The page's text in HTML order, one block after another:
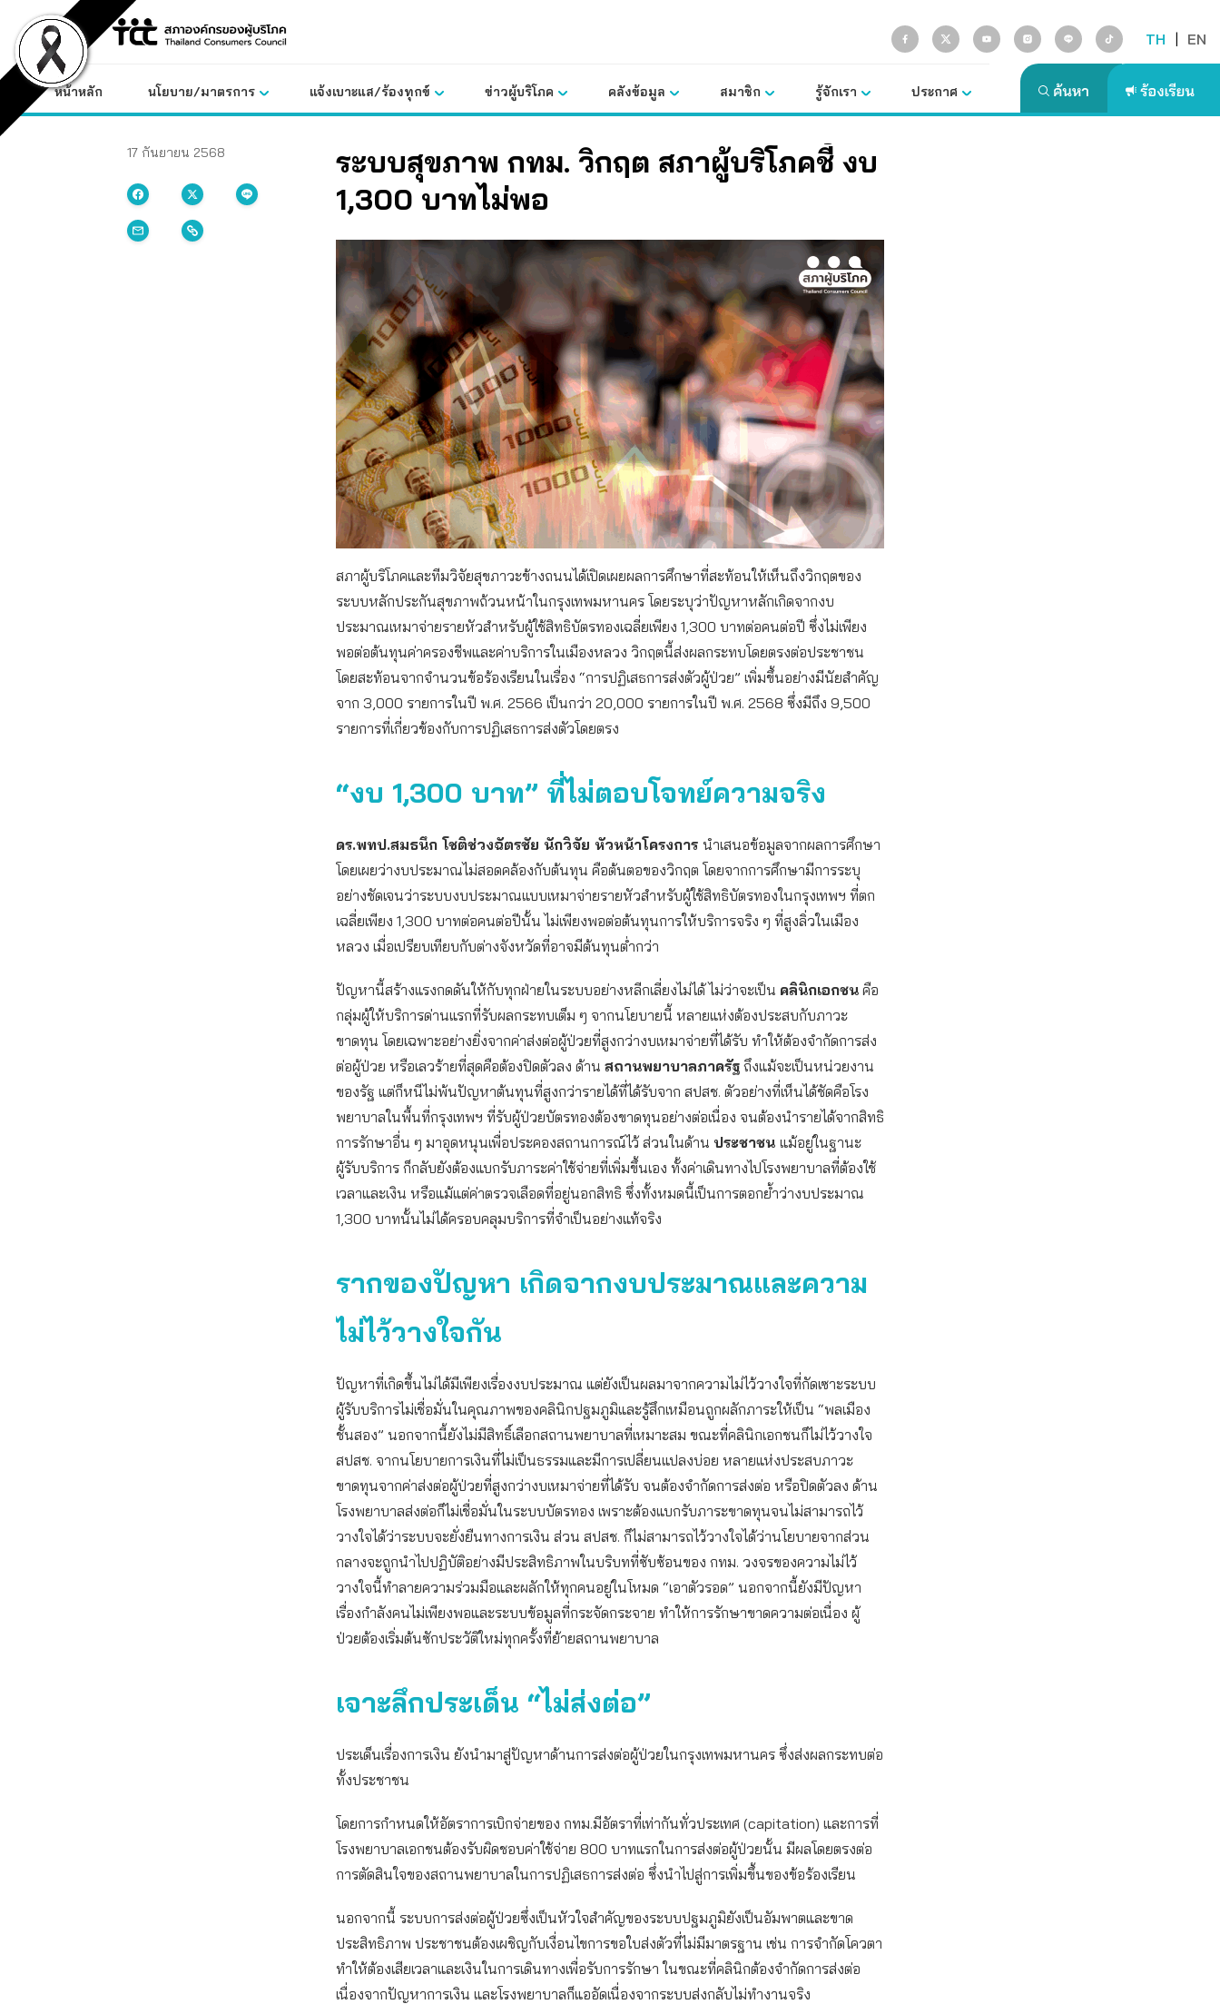
content
TH | EN
หน้าหลัก นโยบาย/มาตรการ แจ้งเบาะแส/ร้องทุกข์ ข่าวผู้บริโภค คลังข้อมูล สมาชิก รู้จักเรา ประกาศ
17 กันยายน 2568
ระบบสุขภาพ กทม. วิกฤต สภาผู้บริโภคชี้ งบ
1,300 บาทไม่พอ
สภาผู้บริโภคและทีมวิจัยสุขภาวะข้างถนนได้เปิดเผยผลการศึกษาที่สะท้อนให้เห็นถึงวิกฤตของ
ระบบหลักประกันสุขภาพถ้วนหน้าในกรุงเทพมหานคร โดยระบุว่าปัญหาหลักเกิดจากงบ
ประมาณเหมาจ่ายรายหัวสำหรับผู้ใช้สิทธิบัตรทองเฉลี่ยเพียง 1,300 บาทต่อคนต่อปี ซึ่งไม่เพียง
พอต่อต้นทุนค่าครองชีพและค่าบริการในเมืองหลวง วิกฤตนี้ส่งผลกระทบโดยตรงต่อประชาชน
โดยสะท้อนจากจำนวนข้อร้องเรียนในเรื่อง “การปฏิเสธการส่งตัวผู้ป่วย” เพิ่มขึ้นอย่างมีนัยสำคัญ
จาก 3,000 รายการในปี พ.ศ. 2566 เป็นกว่า 20,000 รายการในปี พ.ศ. 2568 ซึ่งมีถึง 9,500
รายการที่เกี่ยวข้องกับการปฏิเสธการส่งตัวโดยตรง
“งบ 1,300 บาท” ที่ไม่ตอบโจทย์ความจริง
ดร.พทป.สมธนึก โชติช่วงฉัตรชัย นักวิจัย หัวหน้าโครงการ นำเสนอข้อมูลจากผลการศึกษา
โดยเผยว่างบประมาณไม่สอดคล้องกับต้นทุน คือต้นตอของวิกฤต โดยจากการศึกษามีการระบุ
อย่างชัดเจนว่าระบบงบประมาณแบบเหมาจ่ายรายหัวสำหรับผู้ใช้สิทธิบัตรทองในกรุงเทพฯ ที่ตก
เฉลี่ยเพียง 1,300 บาทต่อคนต่อปีนั้น ไม่เพียงพอต่อต้นทุนการให้บริการจริง ๆ ที่สูงลิ่วในเมือง
หลวง เมื่อเปรียบเทียบกับต่างจังหวัดที่อาจมีต้นทุนต่ำกว่า
ปัญหานี้สร้างแรงกดดันให้กับทุกฝ่ายในระบบอย่างหลีกเลี่ยงไม่ได้ ไม่ว่าจะเป็น คลินิกเอกชน คือ
กลุ่มผู้ให้บริการด่านแรกที่รับผลกระทบเต็ม ๆ จากนโยบายนี้ หลายแห่งต้องประสบกับภาวะ
ขาดทุน โดยเฉพาะอย่างยิ่งจากค่าส่งต่อผู้ป่วยที่สูงกว่างบเหมาจ่ายที่ได้รับ ทำให้ต้องจำกัดการส่ง
ต่อผู้ป่วย หรือเลวร้ายที่สุดคือต้องปิดตัวลง ด้าน สถานพยาบาลภาครัฐ ถึงแม้จะเป็นหน่วยงาน
ของรัฐ แต่ก็หนีไม่พ้นปัญหาต้นทุนที่สูงกว่ารายได้ที่ได้รับจาก สปสช. ตัวอย่างที่เห็นได้ชัดคือโรง
พยาบาลในพื้นที่กรุงเทพฯ ที่รับผู้ป่วยบัตรทองต้องขาดทุนอย่างต่อเนื่อง จนต้องนำรายได้จากสิทธิ
การรักษาอื่น ๆ มาอุดหนุนเพื่อประคองสถานการณ์ไว้ ส่วนในด้าน ประชาชน แม้อยู่ในฐานะ
ผู้รับบริการ ก็กลับยังต้องแบกรับภาระค่าใช้จ่ายที่เพิ่มขึ้นเอง ทั้งค่าเดินทางไปโรงพยาบาลที่ต้องใช้
เวลาและเงิน หรือแม้แต่ค่าตรวจเลือดที่อยู่นอกสิทธิ ซึ่งทั้งหมดนี้เป็นการตอกย้ำว่างบประมาณ
1,300 บาทนั้นไม่ได้ครอบคลุมบริการที่จำเป็นอย่างแท้จริง
รากของปัญหา เกิดจากงบประมาณและความ
ไม่ไว้วางใจกัน
ปัญหาที่เกิดขึ้นไม่ได้มีเพียงเรื่องงบประมาณ แต่ยังเป็นผลมาจากความไม่ไว้วางใจที่กัดเซาะระบบ
ผู้รับบริการไม่เชื่อมั่นในคุณภาพของคลินิกปฐมภูมิและรู้สึกเหมือนถูกผลักภาระให้เป็น “พลเมือง
ชั้นสอง” นอกจากนี้ยังไม่มีสิทธิ์เลือกสถานพยาบาลที่เหมาะสม ขณะที่คลินิกเอกชนก็ไม่ไว้วางใจ
สปสช. จากนโยบายการเงินที่ไม่เป็นธรรมและมีการเปลี่ยนแปลงบ่อย หลายแห่งประสบภาวะ
ขาดทุนจากค่าส่งต่อผู้ป่วยที่สูงกว่างบเหมาจ่ายที่ได้รับ จนต้องจำกัดการส่งต่อ หรือปิดตัวลง ด้าน
โรงพยาบาลส่งต่อก็ไม่เชื่อมั่นในระบบบัตรทอง เพราะต้องแบกรับภาระขาดทุนจนไม่สามารถไว้
วางใจได้ว่าระบบจะยั่งยืนทางการเงิน ส่วน สปสช. ก็ไม่สามารถไว้วางใจได้ว่านโยบายจากส่วน
กลางจะถูกนำไปปฏิบัติอย่างมีประสิทธิภาพในบริบทที่ซับซ้อนของ กทม. วงจรของความไม่ไว้
วางใจนี้ทำลายความร่วมมือและผลักให้ทุกคนอยู่ในโหมด “เอาตัวรอด” นอกจากนี้ยังมีปัญหา
เรื่องกำลังคนไม่เพียงพอและระบบข้อมูลที่กระจัดกระจาย ทำให้การรักษาขาดความต่อเนื่อง ผู้
ป่วยต้องเริ่มต้นซักประวัติใหม่ทุกครั้งที่ย้ายสถานพยาบาล
เจาะลึกประเด็น “ไม่ส่งต่อ”
ประเด็นเรื่องการเงิน ยังนำมาสู่ปัญหาด้านการส่งต่อผู้ป่วยในกรุงเทพมหานคร ซึ่งส่งผลกระทบต่อ
ทั้งประชาชน
โดยการกำหนดให้อัตราการเบิกจ่ายของ กทม.มีอัตราที่เท่ากันทั่วประเทศ (capitation) และการที่
โรงพยาบาลเอกชนต้องรับผิดชอบค่าใช้จ่าย 800 บาทแรกในการส่งต่อผู้ป่วยนั้น มีผลโดยตรงต่อ
การตัดสินใจของสถานพยาบาลในการปฏิเสธการส่งต่อ ซึ่งนำไปสู่การเพิ่มขึ้นของข้อร้องเรียน
นอกจากนี้ ระบบการส่งต่อผู้ป่วยซึ่งเป็นหัวใจสำคัญของระบบปฐมภูมิยังเป็นอัมพาตและขาด
ประสิทธิภาพ ประชาชนต้องเผชิญกับเงื่อนไขการขอใบส่งตัวที่ไม่มีมาตรฐาน เช่น การจำกัดโควตา
ทำให้ต้องเสียเวลาและเงินในการเดินทางเพื่อรับการรักษา ในขณะที่คลินิกต้องจำกัดการส่งต่อ
เนื่องจากปัญหาการเงิน และโรงพยาบาลก็แออัดเนื่องจากระบบส่งกลับไม่ทำงานจริง